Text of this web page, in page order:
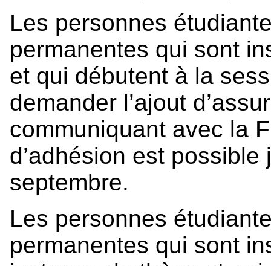
Les personnes
permanentes qui sont
et qui débutent à la
demander l’ajout
communiquant avec la
d’adhésion est
septembre.
Les personnes
permanentes qui sont